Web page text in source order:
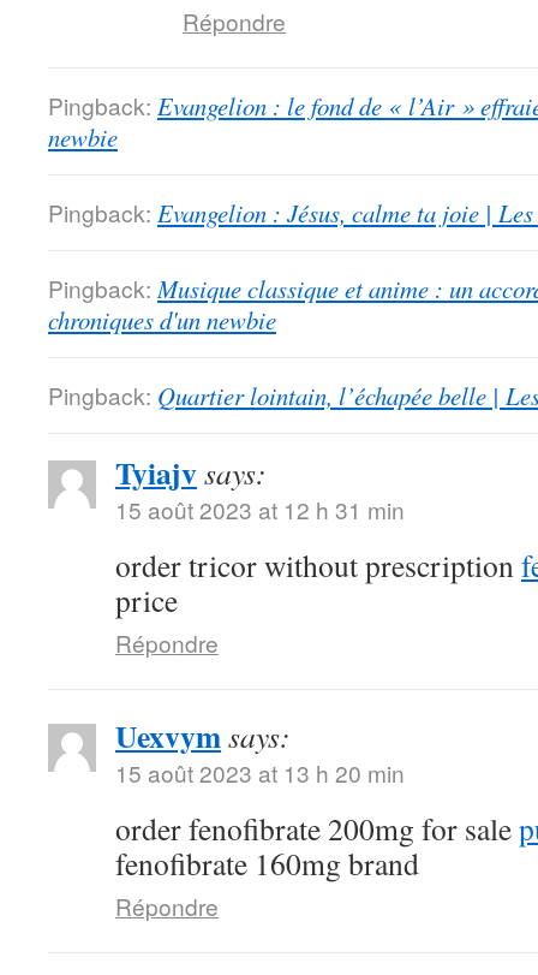
Répondre
Pingback: Evangelion : le fond de « l’Air »
newbie
Pingback: Evangelion : Jésus, calme ta joie |
Pingback: Musique classique et anime : un
chroniques d'un newbie
Pingback: Quartier lointain, l’échapée belle |
Tyiajvsays:
15 août 2023 at 12 h 31 min
order tricor without prescription
price
Répondre
Uexvymsays:
15 août 2023 at 13 h 20 min
order fenofibrate 200mg for sale
fenofibrate 160mg brand
Répondre